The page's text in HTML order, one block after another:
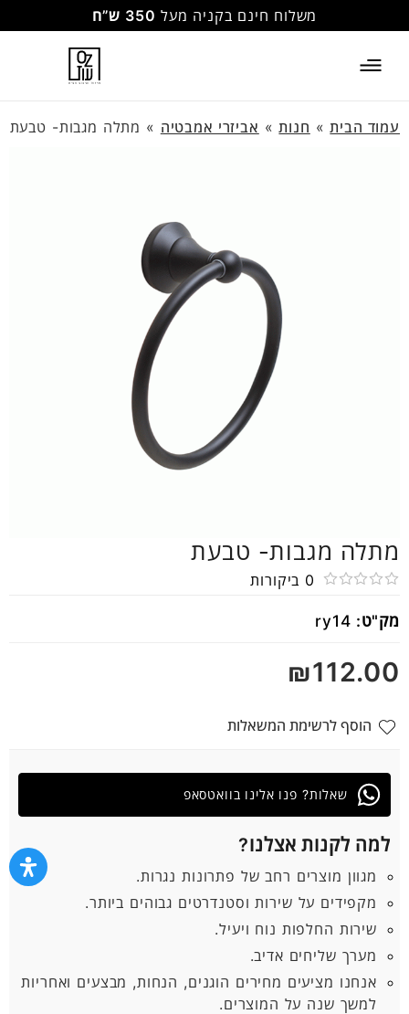
משלוח חינם בקניה מעל 350 ש”ח
עמוד הבית» חנות» אביזרי אמבטיה » מתלה מגבות- טבעת
מתלה מגבות- טבעת
0
5
0 ביקורות
מק"ט: ry14
₪112.00
הוסף לרשימת המשאלות
למה לקנות אצלנו?
מגוון מוצרים רחב של פתרונות נגרות.
מקפידים על שירות וסטנדרטים גבוהים ביותר.
שירות החלפות נוח ויעיל.
מערך שליחים אדיב.
אנחנו מציעים מחירים הוגנים, הנחות, מבצעים ואחריות
למשך שנה על המוצרים.
שאלות? פנו אלינו בוואטסאפ